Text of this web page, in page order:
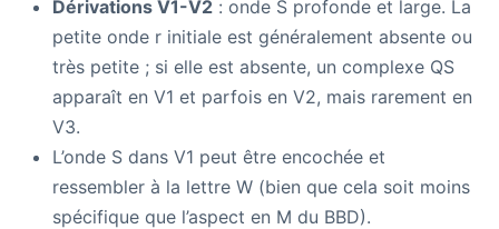
Dérivations V1-V2 : onde S profonde et large. La
petite onde r initiale est généralement absente ou
très petite ; si elle est absente, un complexe QS
apparaît en V1 et parfois en V2, mais rarement en
V3.
L’onde S dans V1 peut être encochée et
ressembler à la lettre W (bien que cela soit moins
spécifique que l’aspect en M du BBD).